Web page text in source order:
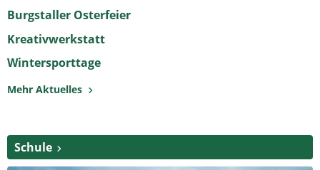
Burgstaller Osterfeier
Kreativwerkstatt
Wintersporttage
Mehr Aktuelles
Schule